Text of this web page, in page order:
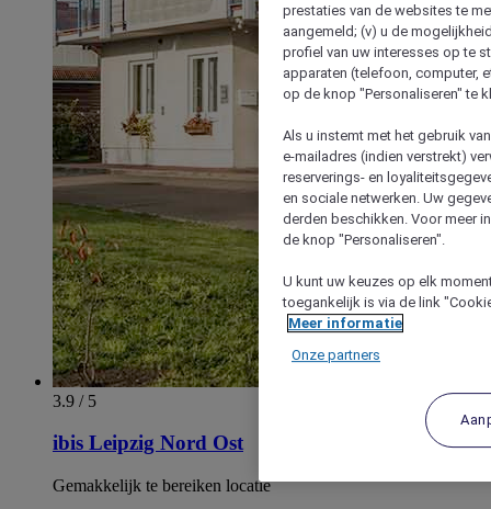
3.9 / 5
ibis Leipzig Nord Ost
Gemakkelijk te bereiken locatie
prestaties van de websites te
aangemeld; (v) u de
profiel van uw interesses op te
apparaten (telefoon, computer,
op de knop "Personaliseren" te
Als u instemt met het gebruik
e-mailadres (indien verstrekt)
reserverings- en
en sociale netwerken. Uw
derden beschikken. Voor meer
de knop "Personaliseren".
U kunt uw keuzes op elk
toegankelijk is via de link
Meer informatie
Onze partners